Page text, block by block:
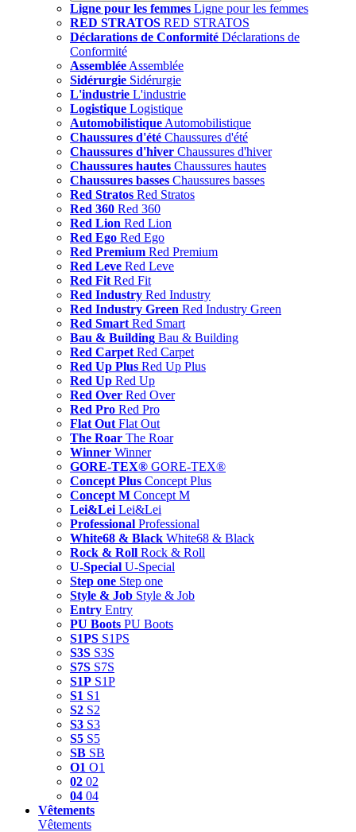
Ligne pour les femmes Ligne pour les femmes
RED STRATOS RED STRATOS
Déclarations de Conformité Déclarations de
Conformité
Assemblée Assemblée
Sidérurgie Sidérurgie
L'industrie L'industrie
Logistique Logistique
Automobilistique Automobilistique
Chaussures d'été Chaussures d'été
Chaussures d'hiver Chaussures d'hiver
Chaussures hautes Chaussures hautes
Chaussures basses Chaussures basses
Red Stratos Red Stratos
Red 360 Red 360
Red Lion Red Lion
Red Ego Red Ego
Red Premium Red Premium
Red Leve Red Leve
Red Fit Red Fit
Red Industry Red Industry
Red Industry Green Red Industry Green
Red Smart Red Smart
Bau & Building Bau & Building
Red Carpet Red Carpet
Red Up Plus Red Up Plus
Red Up Red Up
Red Over Red Over
Red Pro Red Pro
Flat Out Flat Out
The Roar The Roar
Winner Winner
GORE-TEX® GORE-TEX®
Concept Plus Concept Plus
Concept M Concept M
Lei&Lei Lei&Lei
Professional Professional
White68 & Black White68 & Black
Rock & Roll Rock & Roll
U-Special U-Special
Step one Step one
Style & Job Style & Job
Entry Entry
PU Boots PU Boots
S1PS S1PS
S3S S3S
S7S S7S
S1P S1P
S1 S1
S2 S2
S3 S3
S5 S5
SB SB
O1 O1
02 02
04 04
Vêtements
Vêtements